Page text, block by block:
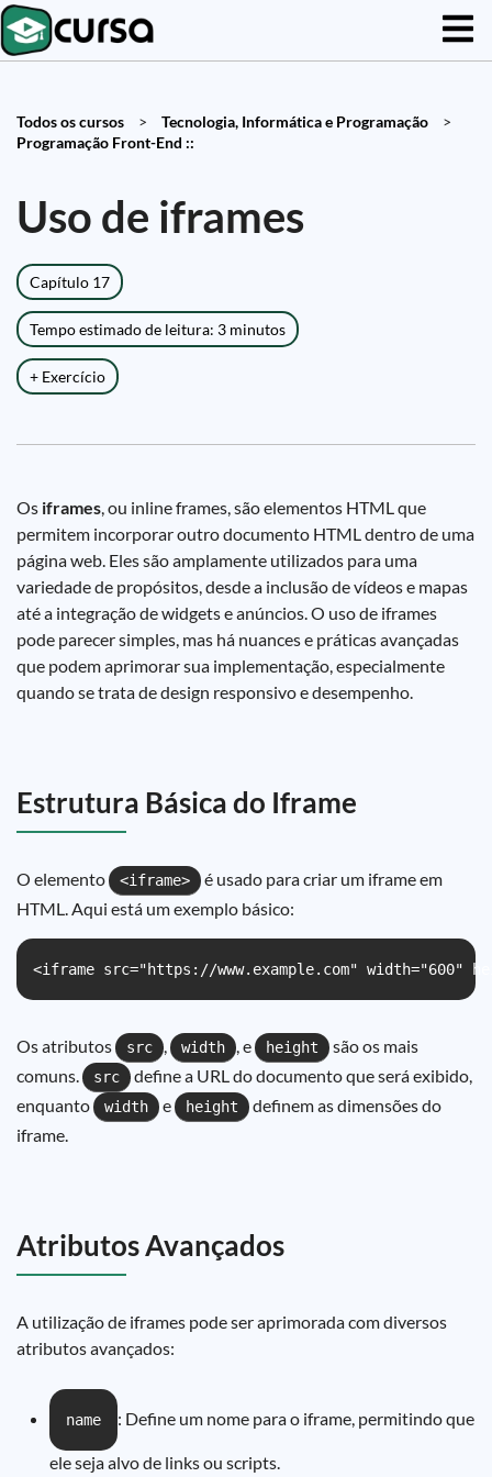
Todos os cursos > Tecnologia, Informática e Programação
>
Programação Front-End ::
Uso de iframes
Capítulo 17
Tempo estimado de leitura: 3 minutos
+ Exercício
Os iframes, ou inline frames, são elementos HTML que
permitem incorporar outro documento HTML dentro de uma
página web. Eles são amplamente utilizados para uma
variedade de propósitos, desde a inclusão de vídeos e mapas
até a integração de widgets e anúncios. O uso de iframes
pode parecer simples, mas há nuances e práticas avançadas
que podem aprimorar sua implementação, especialmente
quando se trata de design responsivo e desempenho.
Estrutura Básica do Iframe
O elemento <iframe>
é usado para criar um iframe em
HTML. Aqui está um exemplo básico:
<iframe src="https://www.example.com" width="600"
Os atributos src , width , e height
são os mais
comuns.
src
define a URL do documento que será exibido,
enquanto
width e height
definem as dimensões do
iframe.
Atributos Avançados
A utilização de iframes pode ser aprimorada com diversos
atributos avançados:
name : Define um nome para o iframe, permitindo que
ele seja alvo de links ou scripts.